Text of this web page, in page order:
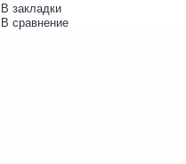
В закладки
В сравнение